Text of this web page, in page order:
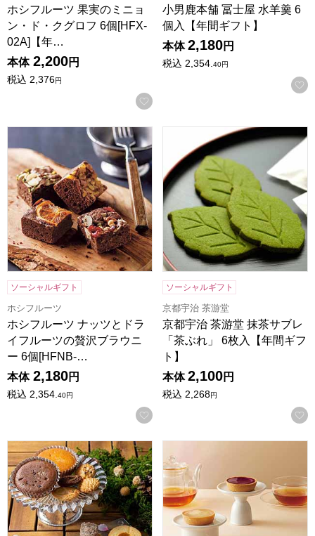
ホシフルーツ 果実のミニョ
ン・ド・クグロフ 6個[HFX-
02A]【年…
本体 2,200円
税込 2,376円
お気に入りに登録する
小男鹿本舗 冨士屋 水羊羹 6
個入【年間ギフト】
本体 2,180円
税込 2,354.40円
ホシフルーツ ナッツとドライフルーツの贅沢ブラウニー 6
ソーシャルギフト
ホシフルーツ
ホシフルーツ ナッツとドラ
イフルーツの贅沢ブラウニ
ー 6個[HFNB-…
本体 2,180円
税込 2,354.40円
お気に入りに登録する
京都宇治 茶游堂 抹茶サブレ
ソーシャルギフト
京都宇治 茶游堂
京都宇治 茶游堂 抹茶サブレ
「茶ぶれ」 6枚入【年間ギフ
ト】
本体 2,100円
税込 2,268円
森の庭 焼き菓子アソート フラワーリース 10個入[MRM-02A]